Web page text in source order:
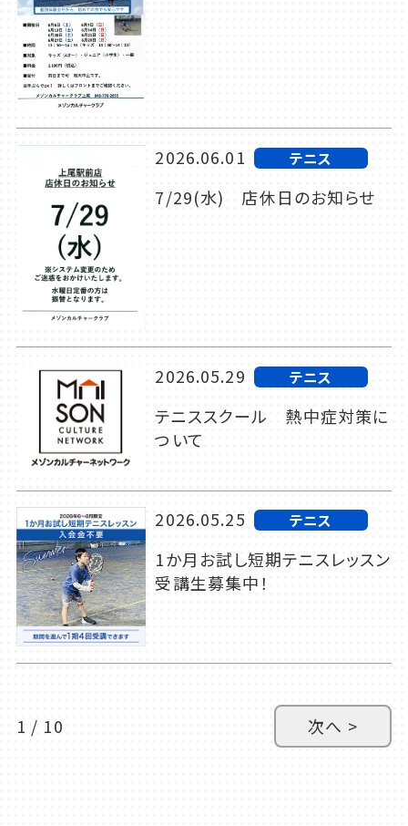
2026.06.01 テニス
7/29(水) 店休日のお知らせ
2026.05.29 テニス
テニススクール 熱中症対策に
ついて
2026.05.25 テニス
1か月お試し短期テニスレッスン
受講生募集中！
1 / 10 次へ >